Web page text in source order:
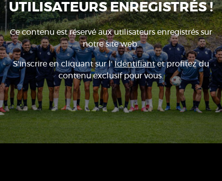
UTILISATEURS ENREGISTRÉS !
Ce contenu est réservé aux utilisateurs enregistrés sur
notre site web.
S'inscrire en cliquant sur l'Identifiantet profitez du
contenu exclusif pour vous.